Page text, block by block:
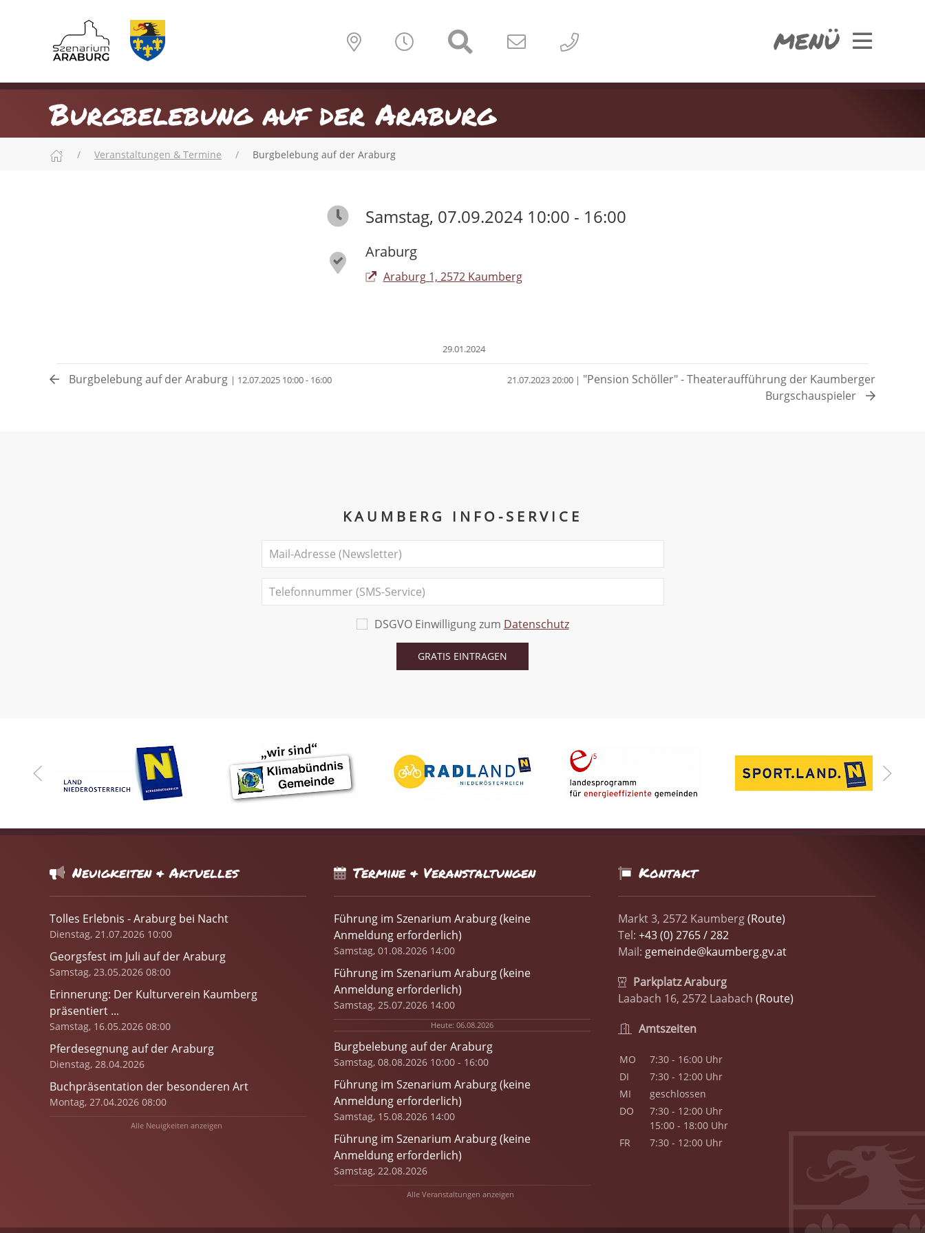
MENÜ
Burgbelebung auf der Araburg
Veranstaltungen & Termine Burgbelebung auf der Araburg
Samstag, 07.09.2024 10:00 - 16:00
Araburg
Araburg 1, 2572 Kaumberg
29.01.2024
Burgbelebung auf der Araburg | 12.07.2025 10:00 - 16:00 21.07.2023 20:00 | "Pension Schöller" - Theateraufführung der Kaumberger
Burgschauspieler
KAUMBERG INFO-SERVICE
DSGVO Einwilligung zum Datenschutz
Neuigkeiten & Aktuelles
Tolles Erlebnis - Araburg bei Nacht
Dienstag, 21.07.2026 10:00
Georgsfest im Juli auf der Araburg
Samstag, 23.05.2026 08:00
Erinnerung: Der Kulturverein Kaumberg
präsentiert ...
Samstag, 16.05.2026 08:00
Pferdesegnung auf der Araburg
Dienstag, 28.04.2026
Buchpräsentation der besonderen Art
Montag, 27.04.2026 08:00
Alle Neuigkeiten anzeigen
Termine & Veranstaltungen
Führung im Szenarium Araburg (keine
Anmeldung erforderlich)
Samstag, 01.08.2026 14:00
Führung im Szenarium Araburg (keine
Anmeldung erforderlich)
Samstag, 25.07.2026 14:00
Heute: 06.08.2026
Burgbelebung auf der Araburg
Samstag, 08.08.2026 10:00 - 16:00
Führung im Szenarium Araburg (keine
Anmeldung erforderlich)
Samstag, 15.08.2026 14:00
Führung im Szenarium Araburg (keine
Anmeldung erforderlich)
Samstag, 22.08.2026
Alle Veranstaltungen anzeigen
Kontakt
Markt 3, 2572 Kaumberg(Route)
Tel:+43 (0) 2765 / 282
Mail: gemeinde@kaumberg.gv.at
Parkplatz Araburg
Laabach 16, 2572 Laabach(Route)
Amtszeiten
MO
7:30 - 16:00 Uhr
DI
7:30 - 12:00 Uhr
MI
geschlossen
DO
7:30 - 12:00 Uhr
15:00 - 18:00 Uhr
FR
7:30 - 12:00 Uhr